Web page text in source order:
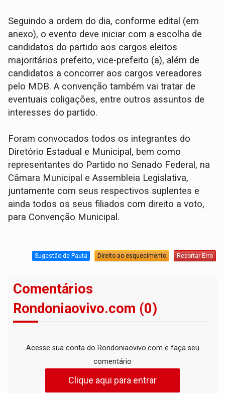
Seguindo a ordem do dia, conforme edital (em
anexo), o evento deve iniciar com a escolha de
candidatos do partido aos cargos eleitos
majoritários prefeito, vice-prefeito (a), além de
candidatos a concorrer aos cargos vereadores
pelo MDB. A convenção também vai tratar de
eventuais coligações, entre outros assuntos de
interesses do partido.
Foram convocados todos os integrantes do
Diretório Estadual e Municipal, bem como
representantes do Partido no Senado Federal, na
Câmara Municipal e Assembleia Legislativa,
juntamente com seus respectivos suplentes e
ainda todos os seus filiados com direito a voto,
para Convenção Municipal.
Sugestão de Pauta Direito ao esquecimento Reportar Erro
Comentários
Rondoniaovivo.com (0)
Acesse sua conta do Rondoniaovivo.com e faça seu
comentário
Clique aqui para entrar